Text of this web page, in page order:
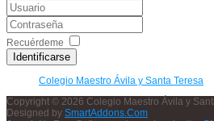
Recuérdeme
Identificarse
Colegio Maestro Ávila y Santa Teresa
Copyright © 2026 Colegio Maestro Ávila y
Designed by SmartAddons.Com